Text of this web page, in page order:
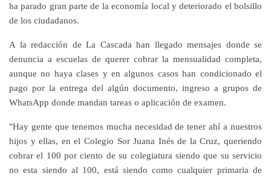
ha parado gran parte de la economía local y deteriorado el bolsillo
de los ciudadanos.
A la redacción de La Cascada han llegado mensajes donde se
denuncia a escuelas de querer cobrar la mensualidad completa,
aunque no haya clases y en algunos casos han condicionado el
pago por la entrega del algún documento, ingreso a grupos de
WhatsApp donde mandan tareas o aplicación de examen.
"Hay gente que tenemos mucha necesidad de tener ahí a nuestros
hijos y ellas, en el Colegio Sor Juana Inés de la Cruz, queriendo
cobrar el 100 por ciento de su colegiatura siendo que su servicio
no esta siendo al 100, está siendo como cualquier primaria de